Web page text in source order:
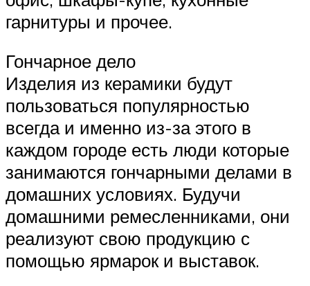
гарнитуры и прочее.
Гончарное дело
Изделия из керамики будут
пользоваться популярностью
всегда и именно из-за этого в
каждом городе есть люди которые
занимаются гончарными делами в
домашних условиях. Будучи
домашними ремесленниками, они
реализуют свою продукцию с
помощью ярмарок и выставок.